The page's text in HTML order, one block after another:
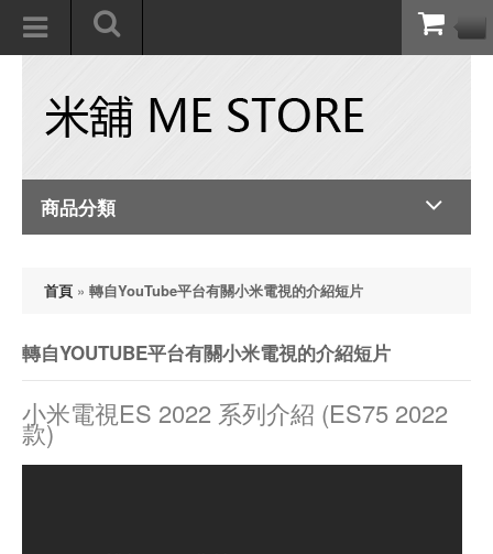
商品分類
首頁 » 轉自YouTube平台有關小米電視的介紹短片
轉自YOUTUBE平台有關小米電視的介紹短片
小米電視ES 2022 系列介紹 (ES75 2022
款)